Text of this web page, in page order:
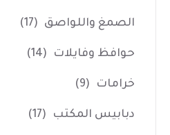
الصمغ واللواصق (17)
حوافظ وفايلات (14)
خرامات (9)
دبابيس المكتب (17)